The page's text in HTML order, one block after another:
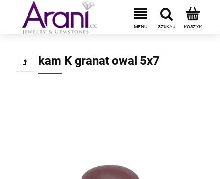
kam K granat owal 5x7